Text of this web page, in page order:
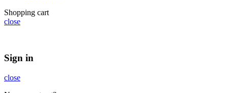
Shopping cart
close
Sign in
close